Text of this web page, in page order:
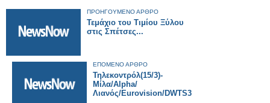
ΠΡΟΗΓΟΥΜΕΝΟ ΑΡΘΡΟ
Τεμάχιο του Τιμίου Ξύλου
στις Σπέτσες...
ΕΠΟΜΕΝΟ ΑΡΘΡΟ
Τηλεκοντρόλ(15/3)-
Μίλα/Alpha/
Λιανός/Eurovision/DWTS3